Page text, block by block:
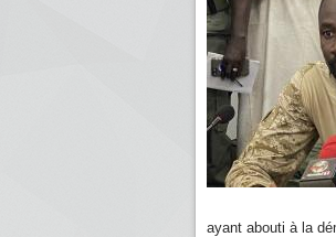
ayant abouti à la